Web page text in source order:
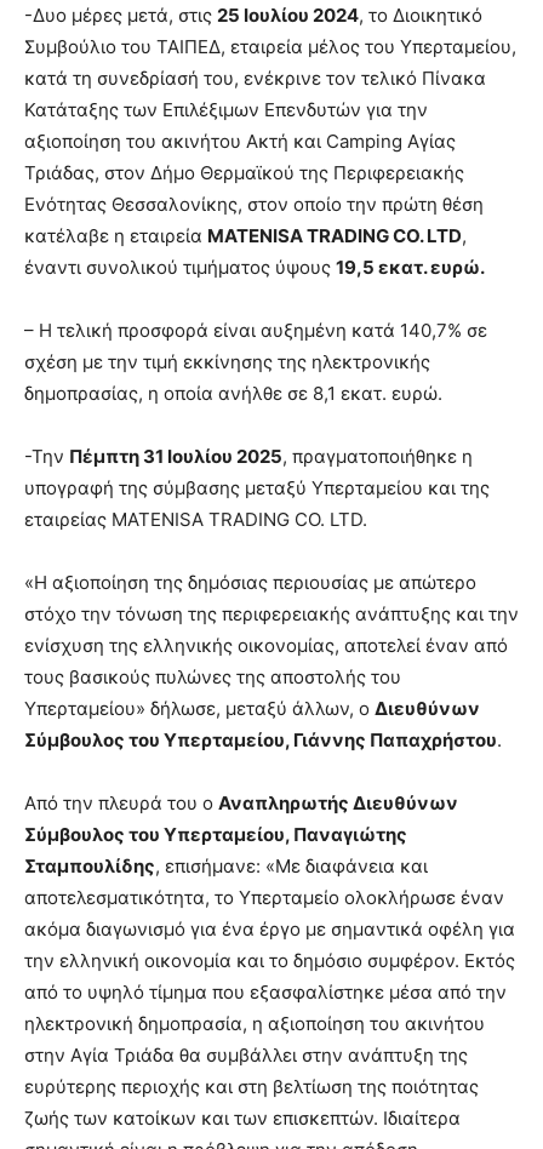
-Δυο μέρες μετά, στις 25 Ιουλίου 2024, το Διοικητικό
Συμβούλιο του ΤΑΙΠΕΔ, εταιρεία μέλος του Υπερταμείου,
κατά τη συνεδρίασή του, ενέκρινε τον τελικό Πίνακα
Κατάταξης των Επιλέξιμων Επενδυτών για την
αξιοποίηση του ακινήτου Ακτή και Camping Αγίας
Τριάδας, στον Δήμο Θερμαϊκού της Περιφερειακής
Ενότητας Θεσσαλονίκης, στον οποίο την πρώτη θέση
κατέλαβε η εταιρεία MATENISA TRADING CO.LTD,
έναντι συνολικού τιμήματος ύψους 19,5 εκατ. ευρώ.
– Η τελική προσφορά είναι αυξημένη κατά 140,7% σε
σχέση με την τιμή εκκίνησης της ηλεκτρονικής
δημοπρασίας, η οποία ανήλθε σε 8,1 εκατ. ευρώ.
-Την Πέμπτη 31 Ιουλίου 2025, πραγματοποιήθηκε η
υπογραφή της σύμβασης μεταξύ Υπερταμείου και της
εταιρείας MATENISA TRADING CO. LTD.
«Η αξιοποίηση της δημόσιας περιουσίας με απώτερο
στόχο την τόνωση της περιφερειακής ανάπτυξης και την
ενίσχυση της ελληνικής οικονομίας, αποτελεί έναν από
τους βασικούς πυλώνες της αποστολής του
Υπερταμείου» δήλωσε, μεταξύ άλλων, ο Διευθύνων
Σύμβουλος του Υπερταμείου, Γιάννης Παπαχρήστου.
Από την πλευρά του ο Αναπληρωτής Διευθύνων
Σύμβουλος του Υπερταμείου, Παναγιώτης
Σταμπουλίδης, επισήμανε: «Με διαφάνεια και
αποτελεσματικότητα, το Υπερταμείο ολοκλήρωσε έναν
ακόμα διαγωνισμό για ένα έργο με σημαντικά οφέλη για
την ελληνική οικονομία και το δημόσιο συμφέρον. Εκτός
από το υψηλό τίμημα που εξασφαλίστηκε μέσα από την
ηλεκτρονική δημοπρασία, η αξιοποίηση του ακινήτου
στην Αγία Τριάδα θα συμβάλλει στην ανάπτυξη της
ευρύτερης περιοχής και στη βελτίωση της ποιότητας
ζωής των κατοίκων και των επισκεπτών. Ιδιαίτερα